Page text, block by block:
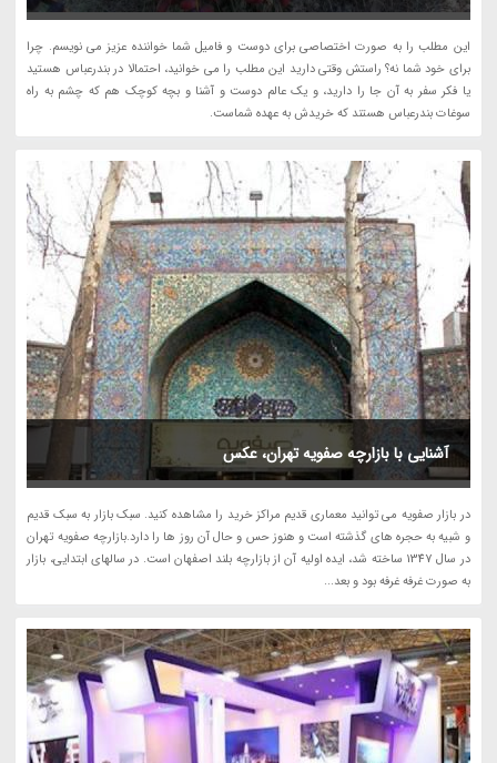
این مطلب را به صورت اختصاصی برای دوست و فامیل شما خواننده عزیز می نویسم. چرا
برای خود شما نه؟ راستش وقتی دارید این مطلب را می خوانید، احتمالا در بندرعباس هستید
یا فکر سفر به آن جا را دارید، و یک عالم دوست و آشنا و بچه کوچک هم که چشم به راه
سوغات بندرعباس هستند که خریدش به عهده شماست.
آشنایی با بازارچه صفویه تهران، عکس
در بازار صفویه می توانید معماری قدیم مراکز خرید را مشاهده کنید. سبک بازار به سبک قدیم
و شبیه به حجره های گذشته است و هنوز حس و حال آن روز ها را دارد.بازارچه صفویه تهران
در سال 1347 ساخته شد، ایده اولیه آن از بازارچه بلند اصفهان است. در سالهای ابتدایی، بازار
به صورت غرفه غرفه بود و بعد...